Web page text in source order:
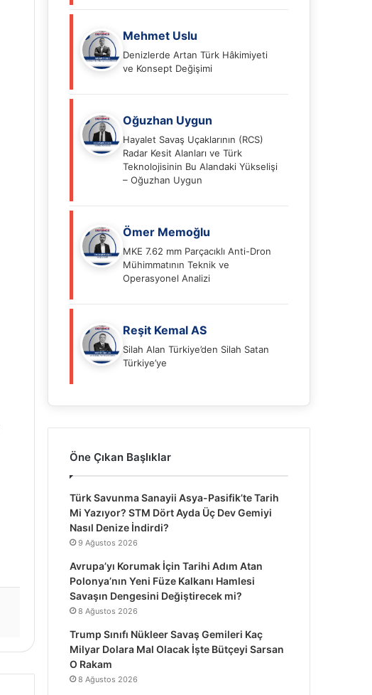
Mehmet Uslu
Denizlerde Artan Türk Hâkimiyeti
ve Konsept Değişimi
Oğuzhan Uygun
Hayalet Savaş Uçaklarının (RCS)
Radar Kesit Alanları ve Türk
Teknolojisinin Bu Alandaki Yükselişi
– Oğuzhan Uygun
Ömer Memoğlu
MKE 7.62 mm Parçacıklı Anti-Dron
Mühimmatının Teknik ve
Operasyonel Analizi
Reşit Kemal AS
Silah Alan Türkiye’den Silah Satan
Türkiye’ye
Öne Çıkan Başlıklar
Türk Savunma Sanayii Asya-Pasifik’te Tarih
Mi Yazıyor? STM Dört Ayda Üç Dev Gemiyi
Nasıl Denize İndirdi?
9 Ağustos 2026
Avrupa’yı Korumak İçin Tarihi Adım Atan
Polonya’nın Yeni Füze Kalkanı Hamlesi
Savaşın Dengesini Değiştirecek mi?
8 Ağustos 2026
Trump Sınıfı Nükleer Savaş Gemileri Kaç
Milyar Dolara Mal Olacak İşte Bütçeyi Sarsan
O Rakam
8 Ağustos 2026